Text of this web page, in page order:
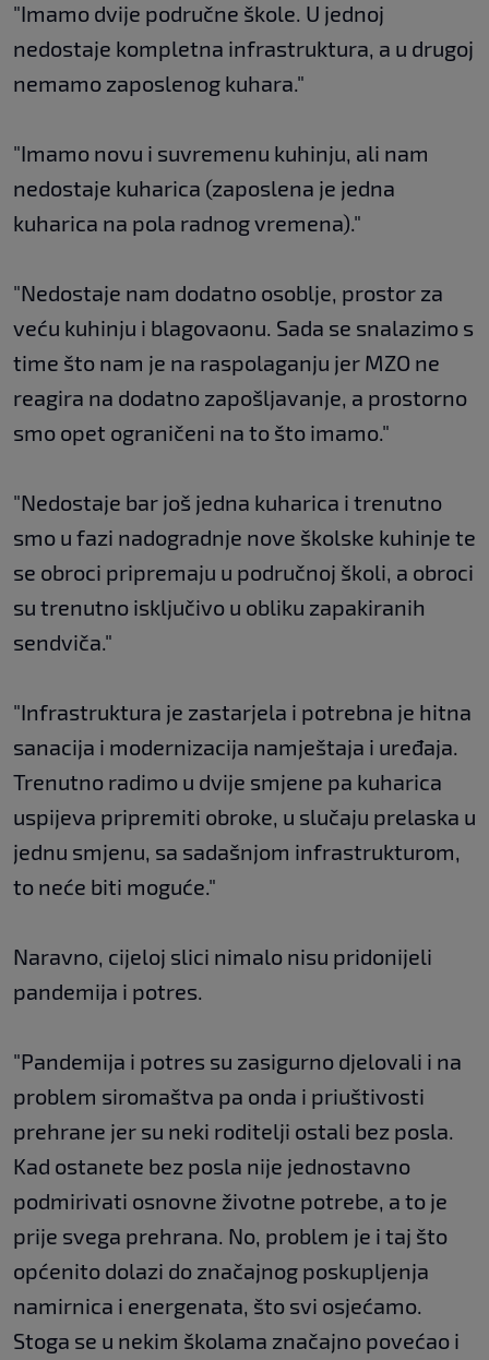
"Imamo dvije područne škole. U jednoj
nedostaje kompletna infrastruktura, a u drugoj
nemamo zaposlenog kuhara."
"Imamo novu i suvremenu kuhinju, ali nam
nedostaje kuharica (zaposlena je jedna
kuharica na pola radnog vremena)."
"Nedostaje nam dodatno osoblje, prostor za
veću kuhinju i blagovaonu. Sada se snalazimo s
time što nam je na raspolaganju jer MZO ne
reagira na dodatno zapošljavanje, a prostorno
smo opet ograničeni na to što imamo."
"Nedostaje bar još jedna kuharica i trenutno
smo u fazi nadogradnje nove školske kuhinje te
se obroci pripremaju u područnoj školi, a obroci
su trenutno isključivo u obliku zapakiranih
sendviča."
"Infrastruktura je zastarjela i potrebna je hitna
sanacija i modernizacija namještaja i uređaja.
Trenutno radimo u dvije smjene pa kuharica
uspijeva pripremiti obroke, u slučaju prelaska u
jednu smjenu, sa sadašnjom infrastrukturom,
to neće biti moguće."
Naravno, cijeloj slici nimalo nisu pridonijeli
pandemija i potres.
"Pandemija i potres su zasigurno djelovali i na
problem siromaštva pa onda i priuštivosti
prehrane jer su neki roditelji ostali bez posla.
Kad ostanete bez posla nije jednostavno
podmirivati osnovne životne potrebe, a to je
prije svega prehrana. No, problem je i taj što
općenito dolazi do značajnog poskupljenja
namirnica i energenata, što svi osjećamo.
Stoga se u nekim školama značajno povećao i